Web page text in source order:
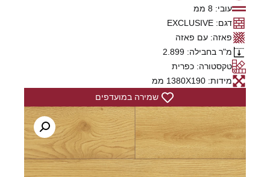
עובי: 8 ממ
דגם: EXCLUSIVE
פאזה: עם פאזה
מ"ר בחבילה: 2.899
טקסטורה: כפרית
מידות: 1380X190 ממ
שמירה במועדפים